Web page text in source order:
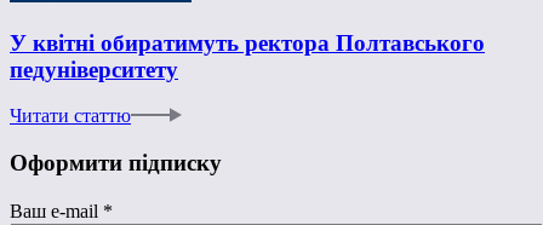
У квітні обиратимуть ректора Полтавського
педуніверситету
Читати статтю
Оформити підписку
Ваш e-mail *